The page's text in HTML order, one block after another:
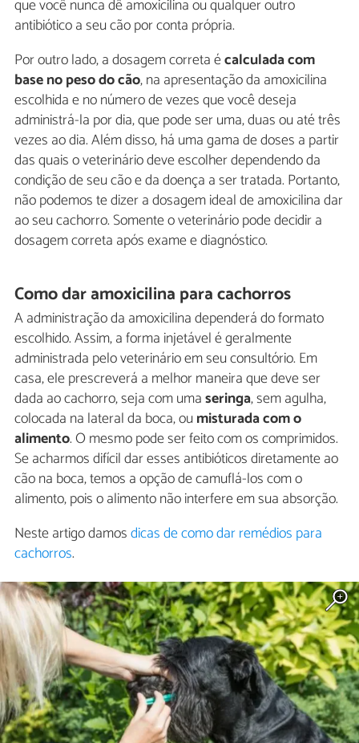
que você nunca dê amoxicilina ou qualquer outro
antibiótico a seu cão por conta própria.
Por outro lado, a dosagem correta écalculada com
base no peso do cão, na apresentação da amoxicilina
escolhida e no número de vezes que você deseja
administrá-la por dia, que pode ser uma, duas ou até três
vezes ao dia. Além disso, há uma gama de doses a partir
das quais o veterinário deve escolher dependendo da
condição de seu cão e da doença a ser tratada. Portanto,
não podemos te dizer a dosagem ideal de amoxicilina dar
ao seu cachorro. Somente o veterinário pode decidir a
dosagem correta após exame e diagnóstico.
Como dar amoxicilina para cachorros
A administração da amoxicilina dependerá do formato
escolhido. Assim, a forma injetável é geralmente
administrada pelo veterinário em seu consultório. Em
casa, ele prescreverá a melhor maneira que deve ser
dada ao cachorro, seja com umaseringa, sem agulha,
colocada na lateral da boca, oumisturada com o
alimento. O mesmo pode ser feito com os comprimidos.
Se acharmos difícil dar esses antibióticos diretamente ao
cão na boca, temos a opção de camuflá-los com o
alimento, pois o alimento não interfere em sua absorção.
Neste artigo damosdicas de como dar remédios para
cachorros.